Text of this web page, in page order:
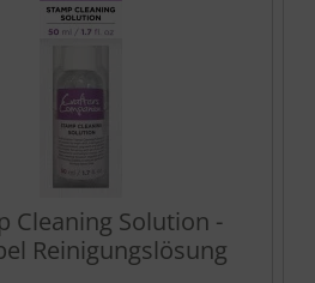
Cleaning Solution -
Reinigungslösung